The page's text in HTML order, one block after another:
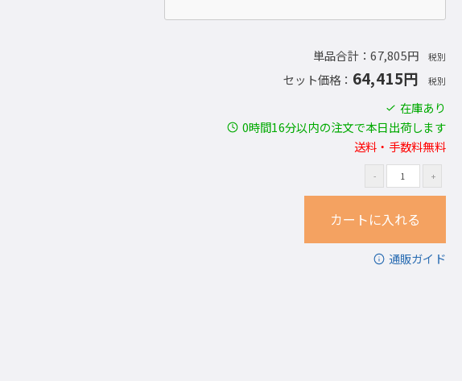
単品合計：67,805円 税別
セット価格： 64,415円 税別
在庫あり
0時間16分以内の注文で本日出荷します
送料・手数料無料
通販ガイド